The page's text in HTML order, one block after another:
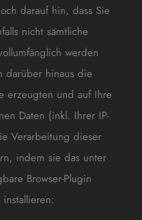
darauf hin, dass Sie
nicht sämtliche
werden
darüber hinaus die
erzeugten und auf Ihre
Daten (inkl. Ihrer IP-
Verarbeitung dieser
indem sie das unter
Browser-Plugin